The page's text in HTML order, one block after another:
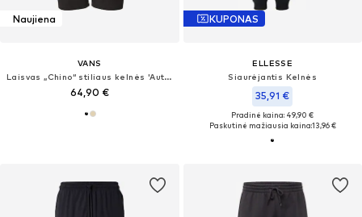
Naujiena
VANS
Laisvas „Chino“ stiliaus kelnės 'Authentic'
64,90 €
KUPONAS
ELLESSE
Siaurėjantis Kelnės
35,91 €
Pradinė kaina: 49,90 €
Paskutinė mažiausia kaina:13,96 €